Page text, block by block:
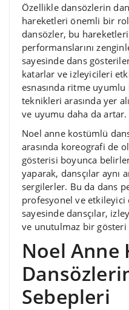
Özellikle dansözlerin
hareketleri önemli bir
dansözler, bu
performanslarını
sayesinde dans
katarlar ve izleyicileri
esnasında ritme
teknikleri arasında yer
ve uyumu daha da artar.
Noel anne kostümlü
arasında koreografi de
gösterisi boyunca
yaparak, dansçılar aynı
sergilerler. Bu da dans
profesyonel ve etkileyici
sayesinde dansçılar,
ve unutulmaz bir gösteri
Noel Anne
Sebepleri